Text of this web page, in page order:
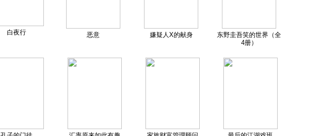
白夜行 恶意 嫌疑人X的献身
东野圭吾笑的世界（全
4册）